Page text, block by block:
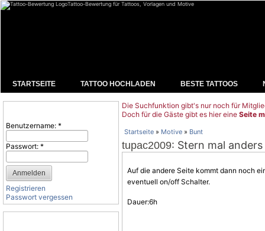
Tattoo-Bewertung für Tattoos, Vorlagen und Motive
STARTSEITE TATTOO HOCHLADEN BESTE TATTOOS
Benutzername: *
Passwort: *
Registrieren
Passwort vergessen
Die Suchfunktion gibt's nur noch für
Doch für die Gäste gibt es hier eine Seite
Startseite » Motive » Bunt
tupac2009: Stern mal anders
Auf die andere Seite kommt dann noch
eventuell on/off Schalter.
Dauer:6h